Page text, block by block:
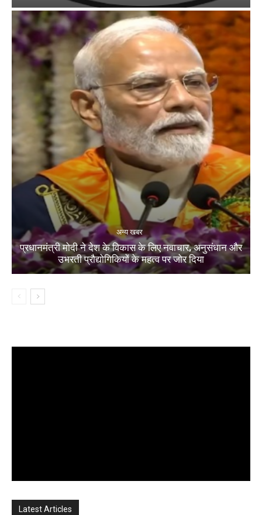
अन्य खबर
प्रधानमंत्री मोदी ने देश के विकास के लिए नवाचार, अनुसंधान और
उभरती प्रौद्योगिकियों के महत्व पर जोर दिया
Latest Articles